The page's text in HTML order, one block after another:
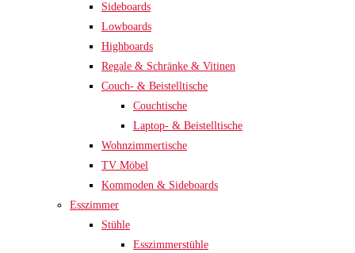
Sideboards
Lowboards
Highboards
Regale & Schränke & Vitinen
Couch- & Beistelltische
Couchtische
Laptop- & Beistelltische
Wohnzimmertische
TV Möbel
Kommoden & Sideboards
Esszimmer
Stühle
Esszimmerstühle